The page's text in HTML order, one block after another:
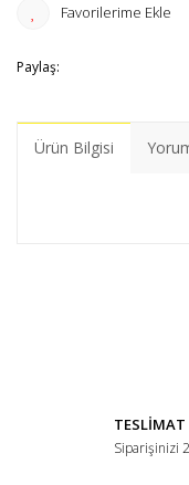
Paylaş:
Ürün Bilgisi
Ürün
TESLİMAT
Siparişinizi